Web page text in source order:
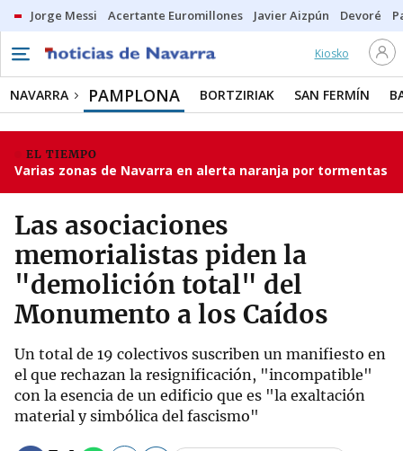
Jorge Messi Acertante Euromillones Javier Aizpún Devoré
Kiosko
NAVARRA PAMPLONA BORTZIRIAK SAN FERMÍN
EL TIEMPO
Varias zonas de Navarra en alerta naranja por tormentas
Las asociaciones
memorialistas piden la
"demolición total" del
Monumento a los Caídos
Un total de 19 colectivos suscriben un manifiesto en
el que rechazan la resignificación, "incompatible"
con la esencia de un edificio que es "la exaltación
material y simbólica del fascismo"